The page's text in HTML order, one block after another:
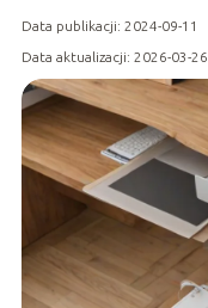
Data publikacji: 2024-09-11
Data aktualizacji: 2026-03-26